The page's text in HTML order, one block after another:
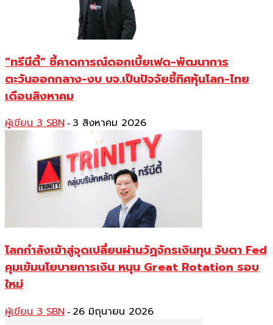
“ทรีนีตี้” ชี้คาดการณ์ดอกเบี้ยเฟด-พัฒนาการ
ตะวันออกกลาง-งบ บจ.เป็นปัจจัยชี้ทิศหุ้นโลก-ไทย
เดือนสิงหาคม
ผู้เขียน 3 SBN - 3 สิงหาคม 2026
โลกกำลังเข้าสู่จุดเปลี่ยนผ่านวัฏจักรเงินทุน จับตา Fed
คุมเข้มนโยบายการเงิน หนุน Great Rotation รอบ
ใหม่
ผู้เขียน 3 SBN - 26 มิถุนายน 2026